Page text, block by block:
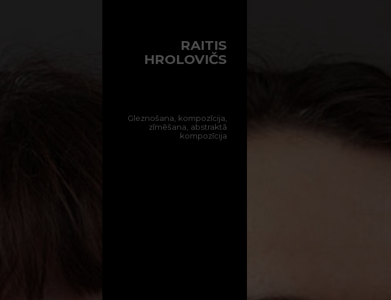
RAITIS
HROLOVIČS
Gleznošana, kompozīcija,
zīmēšana, abstraktā
kompozīcija